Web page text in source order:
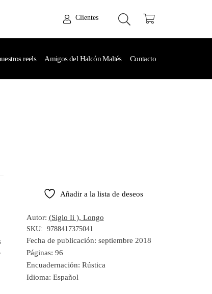
Clientes
reels Amigos del Halcón Maltés Contacto
Añadir a la lista de deseos
Autor: (Siglo Ii ), Longo
SKU: 9788417375041
Fecha de publicación: septiembre 2018
Páginas: 96
Encuadernación: Rústica
Idioma: Español